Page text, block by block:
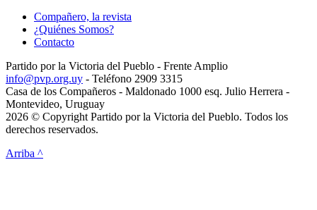
Compañero, la revista
¿Quiénes Somos?
Contacto
Partido por la Victoria del Pueblo - Frente Amplio
info@pvp.org.uy - Teléfono 2909 3315
Casa de los Compañeros - Maldonado 1000 esq. Julio Herrera -
Montevideo, Uruguay
2026 © Copyright Partido por la Victoria del Pueblo. Todos los
derechos reservados.
Arriba ^